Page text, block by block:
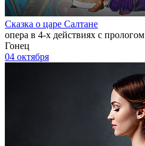
Сказка о царе Салтане
опера в 4-х действиях с прологом
Гонец
04 октября